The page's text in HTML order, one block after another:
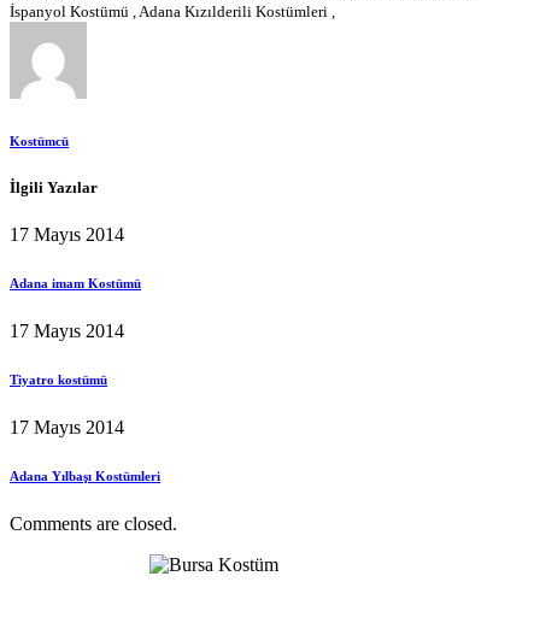
İspanyol Kostümü , Adana Kızılderili Kostümleri ,
Kostümcü
İlgili Yazılar
17 Mayıs 2014
Adana imam Kostümü
17 Mayıs 2014
Tiyatro kostümü
17 Mayıs 2014
Adana Yılbaşı Kostümleri
Comments are closed.